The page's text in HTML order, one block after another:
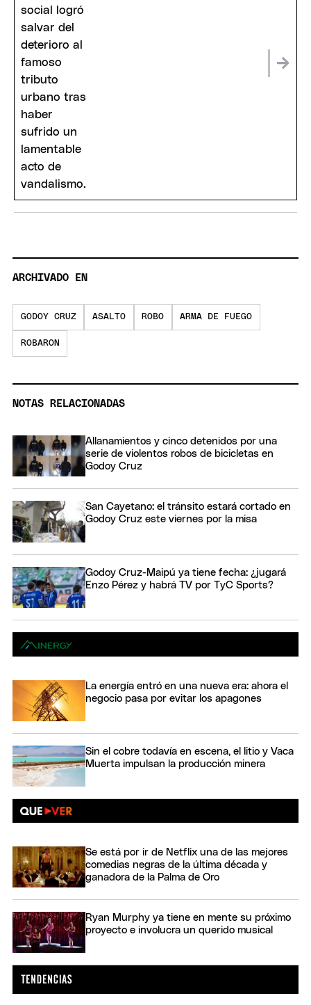
ARCHIVADO EN
GODOY CRUZ ASALTO ROBO ARMA DE FUEGO
ROBARON
NOTAS RELACIONADAS
Allanamientos y cinco detenidos por una
serie de violentos robos de bicicletas en
Godoy Cruz
San Cayetano: el tránsito estará cortado en
Godoy Cruz este viernes por la misa
Godoy Cruz-Maipú ya tiene fecha: ¿jugará
Enzo Pérez y habrá TV por TyC Sports?
La energía entró en una nueva era: ahora el
negocio pasa por evitar los apagones
Sin el cobre todavía en escena, el litio y Vaca
Muerta impulsan la producción minera
Se está por ir de Netflix una de las mejores
comedias negras de la última década y
ganadora de la Palma de Oro
Ryan Murphy ya tiene en mente su próximo
proyecto e involucra un querido musical